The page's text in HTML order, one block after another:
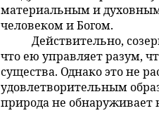
материальным и
человеком и Богом.
Действительно,
что ею управляет разум,
существа. Однако это не
удовлетворительным
природа не обнаруживает